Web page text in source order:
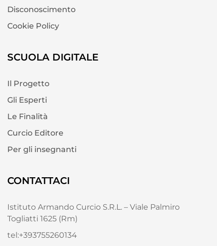
Disconoscimento
Cookie Policy
SCUOLA DIGITALE
Il Progetto
Gli Esperti
Le Finalità
Curcio Editore
Per gli insegnanti
CONTATTACI
Istituto Armando Curcio S.R.L. – Viale Palmiro
Togliatti 1625 (Rm)
tel:+393755260134